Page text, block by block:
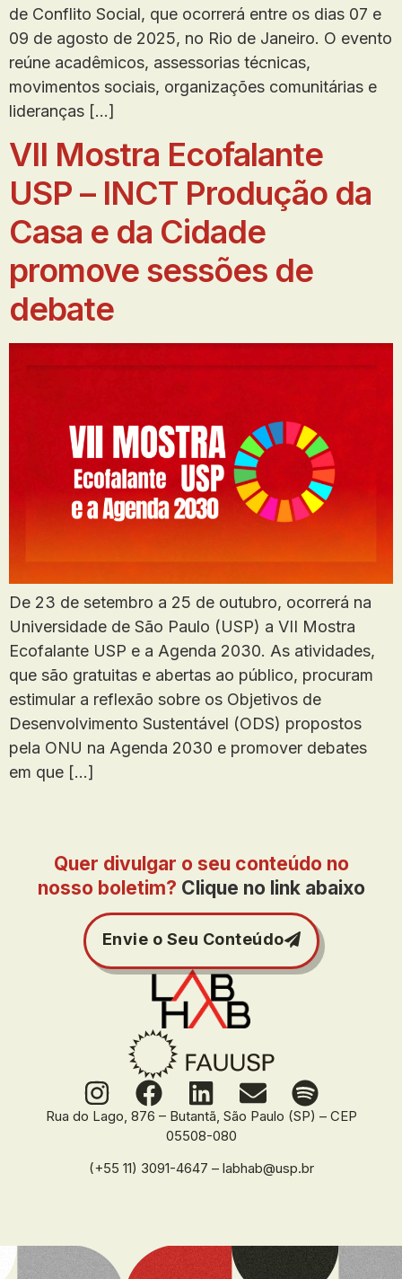
de Conflito Social, que ocorrerá entre os dias 07 e
09 de agosto de 2025, no Rio de Janeiro. O evento
reúne acadêmicos, assessorias técnicas,
movimentos sociais, organizações comunitárias e
lideranças […]
VII Mostra Ecofalante
USP – INCT Produção da
Casa e da Cidade
promove sessões de
debate
De 23 de setembro a 25 de outubro, ocorrerá na
Universidade de São Paulo (USP) a VII Mostra
Ecofalante USP e a Agenda 2030. As atividades,
que são gratuitas e abertas ao público, procuram
estimular a reflexão sobre os Objetivos de
Desenvolvimento Sustentável (ODS) propostos
pela ONU na Agenda 2030 e promover debates
em que […]
Rua do Lago, 876 – Butantã, São Paulo (SP) – CEP
05508-080
(+55 11) 3091-4647 – labhab@usp.br
Quer divulgar o seu conteúdo no
nosso boletim? Clique no link abaixo
Envie o Seu Conteúdo